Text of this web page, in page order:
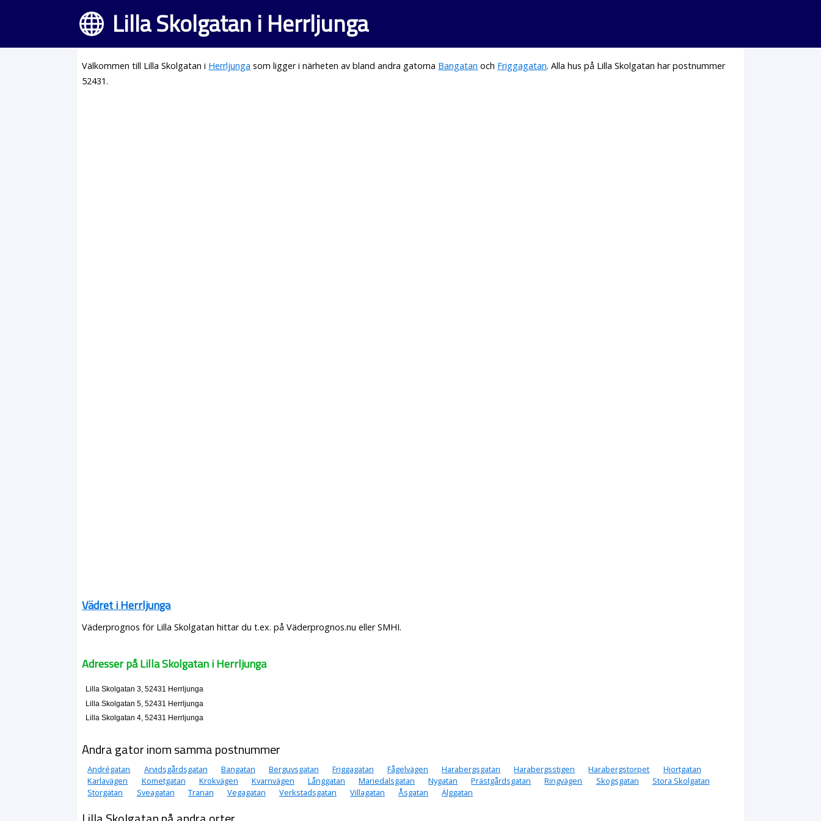
Lilla Skolgatan i Herrljunga
Välkommen till Lilla Skolgatan i Herrljunga som ligger i närheten av bland andra gatorna Bangatan och Friggagatan. Alla hus på Lilla Skolgatan har postnummer
52431.
Vädret i Herrljunga
Väderprognos för Lilla Skolgatan hittar du t.ex. på Väderprognos.nu eller SMHI.
Adresser på Lilla Skolgatan i Herrljunga
Lilla Skolgatan 3, 52431 Herrljunga
Lilla Skolgatan 5, 52431 Herrljunga
Lilla Skolgatan 4, 52431 Herrljunga
Andra gator inom samma postnummer
Andrégatan Arvidsgårdsgatan Bangatan Berguvsgatan Friggagatan Fågelvägen Harabergsgatan Harabergsstigen Harabergstorpet
Hjortgatan
Karlavägen
Kometgatan Krokvägen Kvarnvägen Långgatan Mariedalsgatan Nygatan Prästgårdsgatan Ringvägen Skogsgatan
Stora Skolgatan
Storgatan
Sveagatan Tranan Vegagatan Verkstadsgatan Villagatan Åsgatan Älggatan